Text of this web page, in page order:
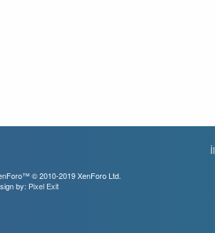
© 2010-2019 XenForo Ltd.
by: Pixel Exit